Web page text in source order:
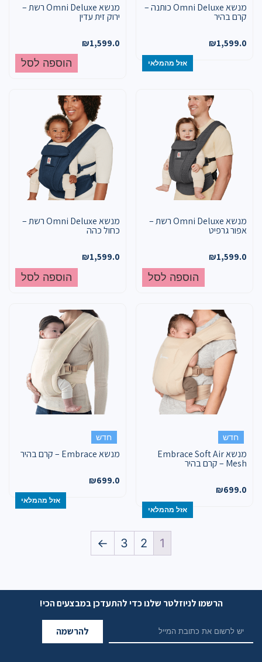
מנשא Omni Deluxe כותנה –
קרם בהיר
₪1,599.0
אזל מהמלאי
מנשא Omni Deluxe רשת –
ירוק זית עדין
₪1,599.0
הוספה לסל
מנשא Omni Deluxe רשת –
אפור גרפיט
₪1,599.0
הוספה לסל
מנשא Omni Deluxe רשת –
כחול כהה
₪1,599.0
הוספה לסל
חדש
מנשא Embrace Soft Air
Mesh – קרם בהיר
₪699.0
אזל מהמלאי
חדש
מנשא Embrace – קרם בהיר
₪699.0
אזל מהמלאי
1
2
3
←
הרשמו לניוזלטר שלנו כדי להתעדכן במבצעים הכי!
להרשמה